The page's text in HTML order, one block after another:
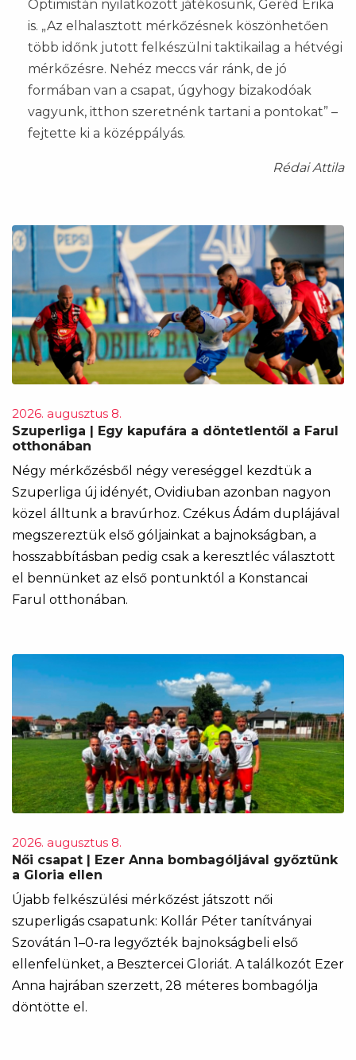
Optimistán nyilatkozott játékosunk, Geréd Erika
is. „Az elhalasztott mérkőzésnek köszönhetően
több időnk jutott felkészülni taktikailag a hétvégi
mérkőzésre. Nehéz meccs vár ránk, de jó
formában van a csapat, úgyhogy bizakodóak
vagyunk, itthon szeretnénk tartani a pontokat” –
fejtette ki a középpályás.
Rédai Attila
2026. augusztus 8.
Szuperliga | Egy kapufára a döntetlentől a Farul
otthonában
Négy mérkőzésből négy vereséggel kezdtük a
Szuperliga új idényét, Ovidiuban azonban nagyon
közel álltunk a bravúrhoz. Czékus Ádám duplájával
megszereztük első góljainkat a bajnokságban, a
hosszabbításban pedig csak a keresztléc választott
el bennünket az első pontunktól a Konstancai
Farul otthonában.
2026. augusztus 8.
Női csapat | Ezer Anna bombagóljával győztünk
a Gloria ellen
Újabb felkészülési mérkőzést játszott női
szuperligás csapatunk: Kollár Péter tanítványai
Szovátán 1–0-ra legyőzték bajnokságbeli első
ellenfelünket, a Besztercei Gloriát. A találkozót Ezer
Anna hajrában szerzett, 28 méteres bombagólja
döntötte el.